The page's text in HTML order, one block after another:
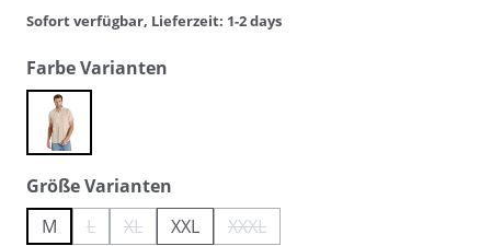
Sofort verfügbar, Lieferzeit: 1-2 days
Farbe Varianten
cloud
Größe Varianten
M
L(Diese Option ist zurzeit nicht verfügbar.)
XL(Diese Option ist zurzeit nicht verfügbar.)
XXL XXXL(Diese Option ist zurzeit nicht